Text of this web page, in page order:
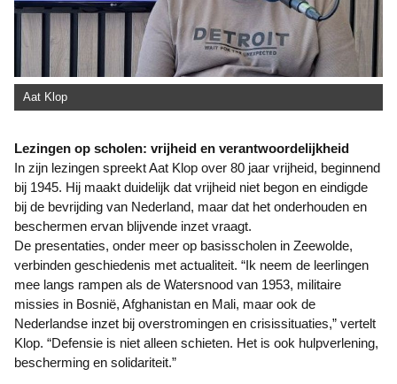
Aat Klop
Lezingen op scholen: vrijheid en verantwoordelijkheid
In zijn lezingen spreekt Aat Klop over 80 jaar vrijheid, beginnend
bij 1945. Hij maakt duidelijk dat vrijheid niet begon en eindigde
bij de bevrijding van Nederland, maar dat het onderhouden en
beschermen ervan blijvende inzet vraagt.
De presentaties, onder meer op basisscholen in Zeewolde,
verbinden geschiedenis met actualiteit. “Ik neem de leerlingen
mee langs rampen als de Watersnood van 1953, militaire
missies in Bosnië, Afghanistan en Mali, maar ook de
Nederlandse inzet bij overstromingen en crisissituaties,” vertelt
Klop. “Defensie is niet alleen schieten. Het is ook hulpverlening,
bescherming en solidariteit.”